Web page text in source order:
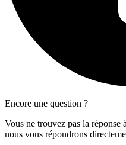
Encore une question ?
Vous ne trouvez pas la réponse
nous vous répondrons